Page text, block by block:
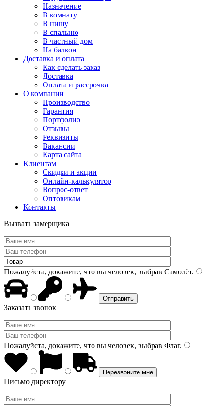
Назначение
В комнату
В нишу
В спальню
В частный дом
На балкон
Доставка и оплата
Как сделать заказ
Доставка
Оплата и рассрочка
О компании
Производство
Гарантия
Портфолио
Отзывы
Реквизиты
Вакансии
Карта сайта
Клиентам
Скидки и акции
Онлайн-калькулятор
Вопрос-ответ
Оптовикам
Контакты
Вызвать замерщика
Пожалуйста, докажите, что вы человек, выбрав Самолёт.
Заказать звонок
Пожалуйста, докажите, что вы человек, выбрав Флаг.
Письмо директору